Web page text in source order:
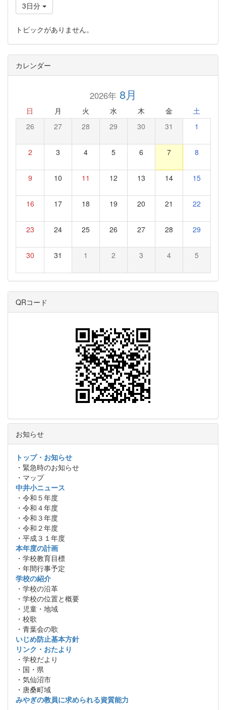
3日分
トピックがありません。
カレンダー
2026年8月
日 月 火 水 木 金 土
26 27 28 29 30 31 1
2 3 4 5 6 7 8
9 10 11 12 13 14 15
16 17 18 19 20 21 22
23 24 25 26 27 28 29
30 31 1 2 3 4 5
QRコード
お知らせ
トップ・お知らせ
・緊急時のお知らせ
・マップ
中井小ニュース
・令和５年度
・令和４年度
・令和３年度
・令和２年度
・平成３１年度
本年度の計画
・学校教育目標
・年間行事予定
学校の紹介
・学校の沿革
・学校の位置と概要
・児童・地域
・校歌
・青葉会の歌
いじめ防止基本方針
リンク・おたより
・学校だより
・国・県
・気仙沼市
・唐桑町域
みやぎの教員に求められる資質能力